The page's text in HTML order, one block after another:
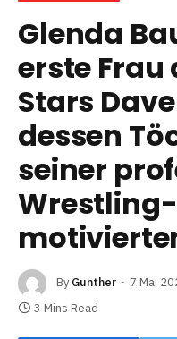
Glenda
erste Frau
Stars
dessen
seiner
By Gunther 7 Mai
3 Mins Read